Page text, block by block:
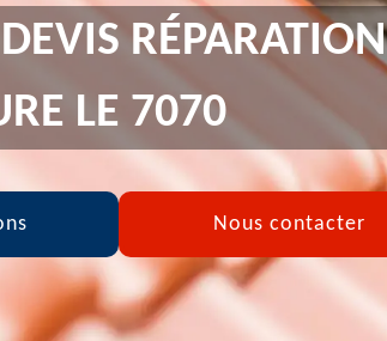
RÉPARATION
LE 7070
Nous contacter